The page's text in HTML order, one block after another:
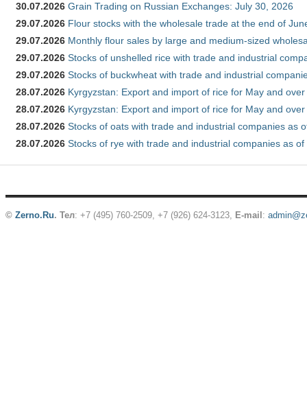
30.07.2026 Grain Trading on Russian Exchanges: July 30, 2026
29.07.2026 Flour stocks with the wholesale trade at the end of
29.07.2026 Monthly flour sales by large and medium-sized
29.07.2026 Stocks of unshelled rice with trade and industrial
29.07.2026 Stocks of buckwheat with trade and industrial
28.07.2026 Kyrgyzstan: Export and import of rice for May and
28.07.2026 Kyrgyzstan: Export and import of rice for May and
28.07.2026 Stocks of oats with trade and industrial companies as
28.07.2026 Stocks of rye with trade and industrial companies as
© Zerno.Ru. Тел: +7 (495) 760-2509, +7 (926) 624-3123, E-mail :